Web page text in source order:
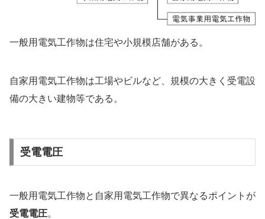
一般用電気工作物は住宅や小規模店舗がある。
自家用電気工作物は工場やビルなど、規模の大きく受電設
備の大きい建物等である。
受電電圧
一般用電気工作物と自家用電気工作物で異なるポイントが
受電電圧。